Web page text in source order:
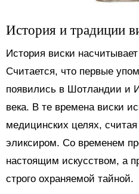
История и традиции
История виски
Считается, что первые
появились в Шотландии и
века. В те времена виски
медицинских целях,
эликсиром. Со временем
настоящим искусством, а
строго охраняемой тайной.